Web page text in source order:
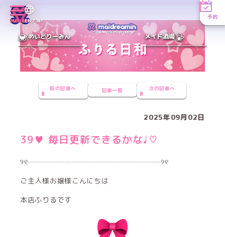
MENUEN／JP
予約
めいどりーみん メイド酒場
前の記事へ 記事一覧 次の記事へ
2025年09月02日
39♥ 毎日更新できるかな♩♡
୨୧┈┈┈┈┈┈┈┈┈┈┈┈┈┈┈┈┈┈୨୧
ご主人様お嬢様こんにちは
本店ふりるです